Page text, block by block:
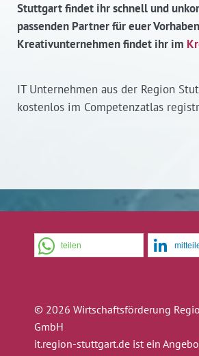
Stuttgart findet ihr schnell und
passenden Partner für euer
Kreativunternehmen findet ihr im
IT Unternehmen aus der Region
kostenlos im Competenzatlas
teilen
© 2026 Wirtschaftsförderung
GmbH
it.region-stuttgart.de ist ein